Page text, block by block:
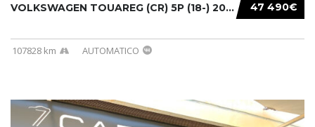
47 490€
VOLKSWAGEN TOUAREG (CR) 5P (18-) 2021...
107828 km AUTOMATICO